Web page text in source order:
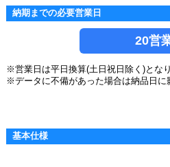
納期までの必要営業日
20営
※営業日は平日換算(土日祝日除く)となり
※データに不備があった場合は納品日に
基本仕様